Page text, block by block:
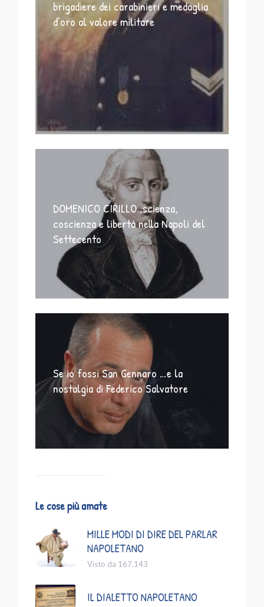
brigadiere dei carabinieri e medaglia
d’oro al valore militare
DOMENICO CIRILLO ,scienza,
coscienza e libertà nella Napoli del
Settecento
Se io fossi San Gennaro …e la
nostalgia di Federico Salvatore
Le cose più amate
MILLE MODI DI DIRE DEL PARLAR
NAPOLETANO
Visto da 167.143
IL DIALETTO NAPOLETANO